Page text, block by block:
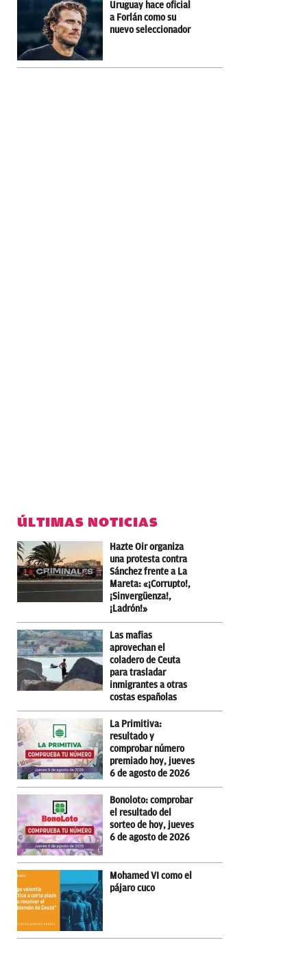
Uruguay hace oficial
a Forlán como su
nuevo seleccionador
ÚLTIMAS NOTICIAS
Hazte Oir organiza
una protesta contra
Sánchez frente a La
Mareta: «¡Corrupto!,
¡Sinvergüenza!,
¡Ladrón!»
Las mafias
aprovechan el
coladero de Ceuta
para trasladar
inmigrantes a otras
costas españolas
La Primitiva:
resultado y
comprobar número
premiado hoy, jueves
6 de agosto de 2026
Bonoloto: comprobar
el resultado del
sorteo de hoy, jueves
6 de agosto de 2026
Mohamed VI como el
pájaro cuco